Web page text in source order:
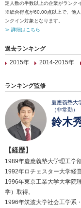
定人数の半数以上の企業がランク
※総合得点が60.00点以上で、他
ンクイン対象となります。
≫ 詳細はこちら
過去ランキング
2015年
2014-2015年
ランキング監修
慶應義塾大
（非常勤）
鈴木
【経歴】
1989年慶應義塾大学理工学
1992年ロチェスター大学経
1996年東京工業大学大学院
学）取得。
1996年筑波大学社会工学系